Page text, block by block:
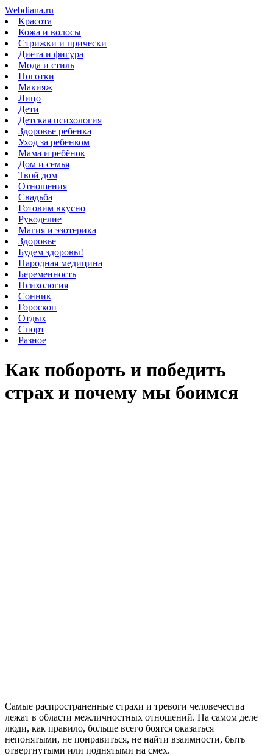
Webdiana.ru
Красота
Кожа и волосы
Стрижки и прически
Диета и фигура
Мода и стиль
Ноготки
Макияж
Лицо
Дети
Детская психология
Здоровье ребенка
Уход за ребенком
Мама и ребёнок
Дом и семья
Твой дом
Отношения
Свадьба
Готовим вкусно
Рукоделие
Магия и эзотерика
Здоровье
Будем здоровы!
Народная медицина
Беременность
Психология
Сонник
Гороскоп
Отдых
Спорт
Разное
Как побороть и победить
страх и почему мы боимся
Самые распространенные страхи и тревоги человечества
лежат в области межличностных отношений. На самом деле
люди, как правило, больше всего боятся оказаться
непонятыми, не понравиться, не найти взаимности, быть
отвергнутыми или поднятыми на смех.